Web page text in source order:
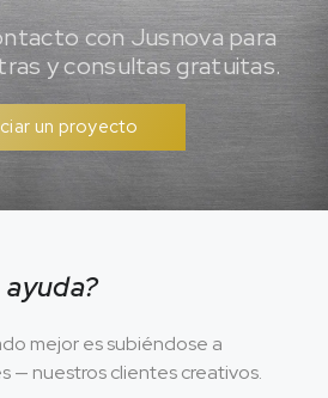
con Jusnova para
y consultas gratuitas.
un proyecto
mejor es subiéndose a
— nuestros clientes creativos.